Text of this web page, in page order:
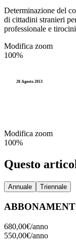
Determinazione del
di cittadini stranieri
professionale e tirocini
Modifica zoom
100%
28 Agosto 2013
Modifica zoom
100%
Questo
Annuale Triennale
680,00€/anno
550,00€/anno